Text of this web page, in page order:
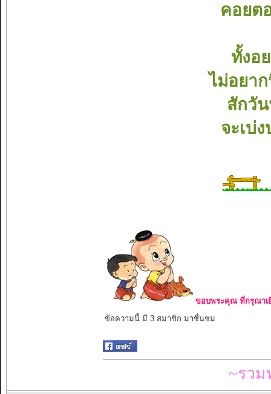
คอยต
ทั้งอ
ไม่อยา
สักวั
จะเบ่
ขอบพระคุณ ที่กรุณาเ
ข้อความนี้ มี 3 สมาชิก มาชื่นชม
~รวม